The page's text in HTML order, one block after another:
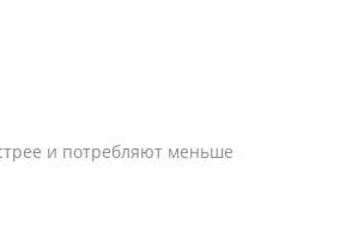
и потребляют меньше